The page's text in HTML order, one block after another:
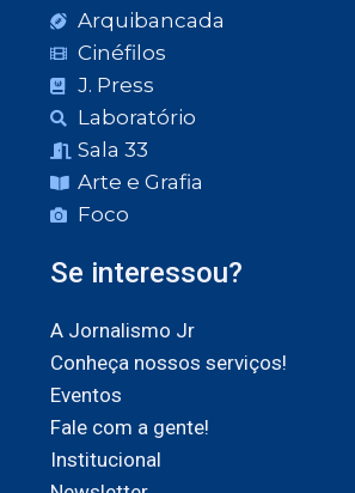
Arquibancada
Cinéfilos
J. Press
Laboratório
Sala 33
Arte e Grafia
Foco
Se interessou?
A Jornalismo Jr
Conheça nossos serviços!
Eventos
Fale com a gente!
Institucional